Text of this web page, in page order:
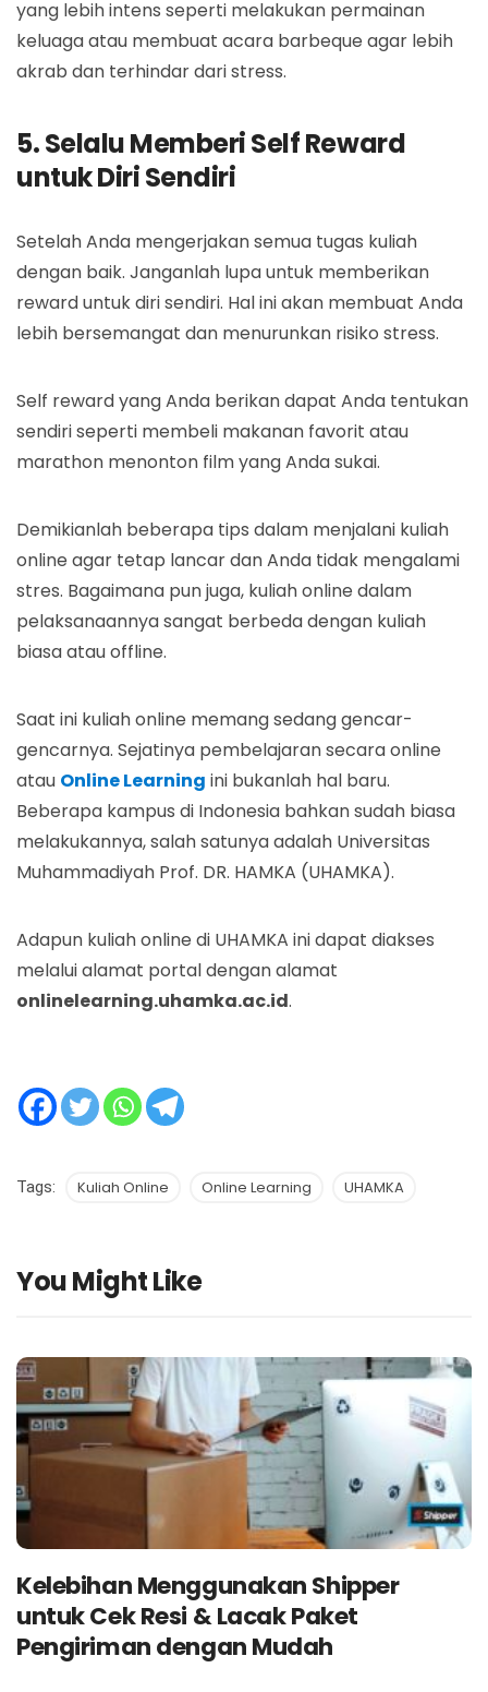
yang lebih intens seperti melakukan permainan
keluaga atau membuat acara barbeque agar lebih
akrab dan terhindar dari stress.
5. Selalu Memberi Self Reward
untuk Diri Sendiri
Setelah Anda mengerjakan semua tugas kuliah
dengan baik. Janganlah lupa untuk memberikan
reward untuk diri sendiri. Hal ini akan membuat Anda
lebih bersemangat dan menurunkan risiko stress.
Self reward yang Anda berikan dapat Anda tentukan
sendiri seperti membeli makanan favorit atau
marathon menonton film yang Anda sukai.
Demikianlah beberapa tips dalam menjalani kuliah
online agar tetap lancar dan Anda tidak mengalami
stres. Bagaimana pun juga, kuliah online dalam
pelaksanaannya sangat berbeda dengan kuliah
biasa atau offline.
Saat ini kuliah online memang sedang gencar-
gencarnya. Sejatinya pembelajaran secara online
atau Online Learning ini bukanlah hal baru.
Beberapa kampus di Indonesia bahkan sudah biasa
melakukannya, salah satunya adalah Universitas
Muhammadiyah Prof. DR. HAMKA (UHAMKA).
Adapun kuliah online di UHAMKA ini dapat diakses
melalui alamat portal dengan alamat
onlinelearning.uhamka.ac.id.
Tags: Kuliah Online Online Learning UHAMKA
You Might Like
Kelebihan Menggunakan Shipper
untuk Cek Resi & Lacak Paket
Pengiriman dengan Mudah